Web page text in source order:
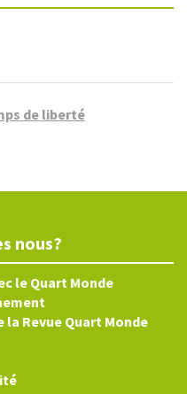
de liberté
nous?
le Quart Monde
Revue Quart Monde